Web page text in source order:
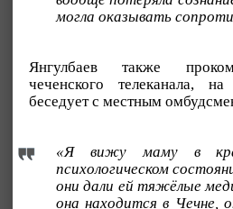
могла оказывать
Янгулбаев также
чеченского телеканала,
беседует с местным
«Я вижу маму в
психологическом
они дали ей тяжёлые
она находится в Чечне,